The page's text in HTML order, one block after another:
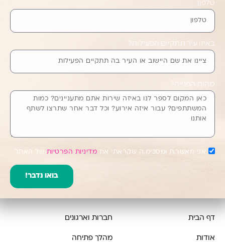
טלפון
באיזו עיר תתקיים הפעילות?
מהות הפנייה?
אני מאשר.ת ומסכימ.ה שקראתי את מדיניות הפרטיות של האתר
בואו נדבר!
דף הבית
אודות
חברות וארגונים
מהלך פתיחה